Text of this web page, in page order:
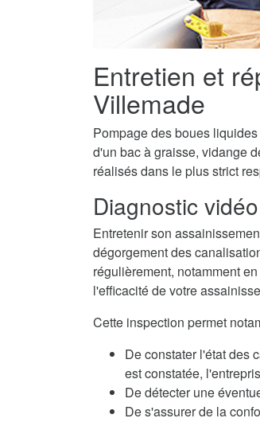
Entretien et
Villemade
Pompage des boues
d'un bac à graisse, vidange
réalisés dans le plus strict
Diagnostic
Entretenir son
dégorgement des
régulièrement, notamment
l'efficacité de votre
Cette inspection permet
De constater l'état des
est constatée,
De détecter une
De s'assurer de la